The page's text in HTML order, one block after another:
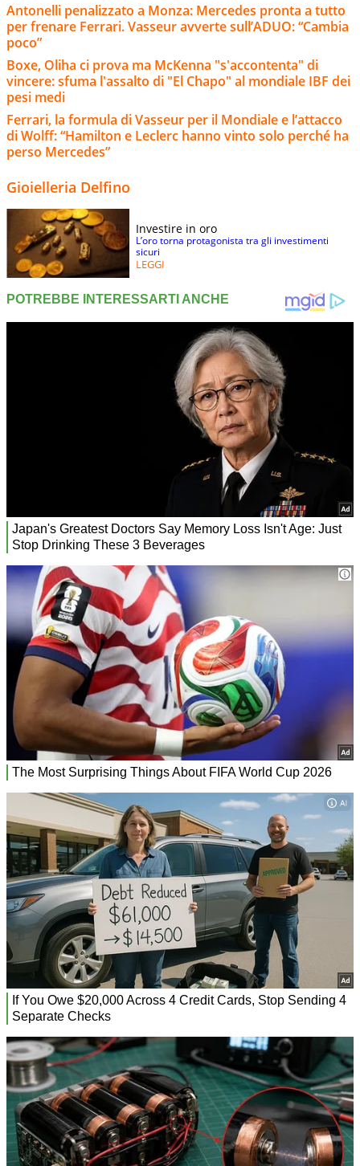
Antonelli penalizzato a Monza: Mercedes pronta a tutto
per frenare Ferrari. Vasseur avverte sull’ADUO: “Cambia
poco”
Boxe, Oliha ci prova ma McKenna "s'accontenta" di
vincere: sfuma l'assalto di "El Chapo" al mondiale IBF dei
pesi medi
Ferrari, la formula di Vasseur per il Mondiale e l’attacco
di Wolff: “Hamilton e Leclerc hanno vinto solo perché ha
perso Mercedes”
Gioielleria Delfino
Investire in oro
L’oro torna protagonista tra gli investimenti
sicuri
LEGGI